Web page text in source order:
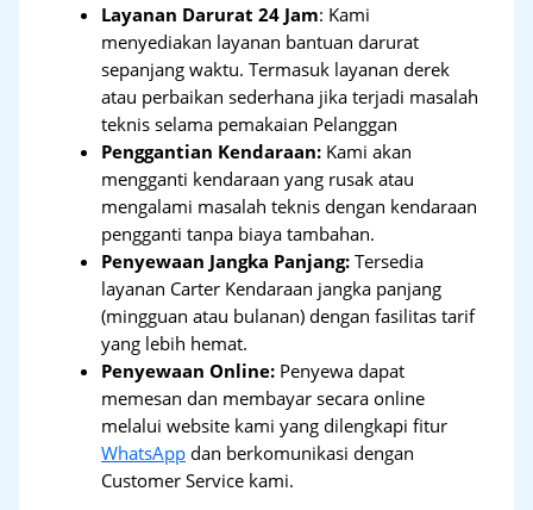
Layanan Darurat 24 Jam: Kami
menyediakan layanan bantuan darurat
sepanjang waktu. Termasuk layanan derek
atau perbaikan sederhana jika terjadi masalah
teknis selama pemakaian Pelanggan
Penggantian Kendaraan: Kami akan
mengganti kendaraan yang rusak atau
mengalami masalah teknis dengan kendaraan
pengganti tanpa biaya tambahan.
Penyewaan Jangka Panjang: Tersedia
layanan Carter Kendaraan jangka panjang
(mingguan atau bulanan) dengan fasilitas tarif
yang lebih hemat.
Penyewaan Online: Penyewa dapat
memesan dan membayar secara online
melalui website kami yang dilengkapi fitur
WhatsApp dan berkomunikasi dengan
Customer Service kami.